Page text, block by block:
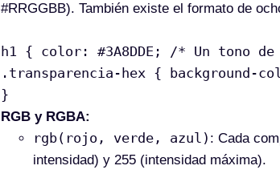
#RRGGBB). También existe el formato de
h1 { color: #3A8DDE; /* Un tono
.transparencia-hex { background-
}
RGB y RGBA:
rgb(rojo, verde, azul) : Cada
intensidad) y 255 (intensidad máxima).